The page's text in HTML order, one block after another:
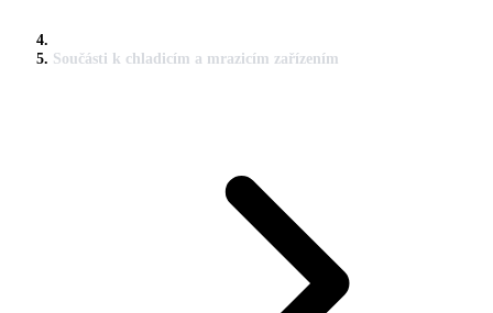
Součásti k chladicím a mrazicím zařízením